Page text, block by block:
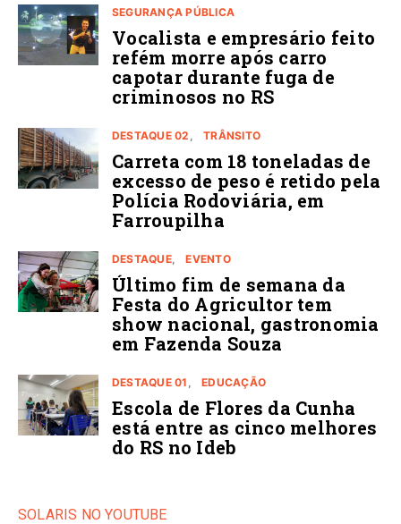
SEGURANÇA PÚBLICA
Vocalista e empresário feito
refém morre após carro
capotar durante fuga de
criminosos no RS
DESTAQUE 02 TRÂNSITO
Carreta com 18 toneladas de
excesso de peso é retido pela
Polícia Rodoviária, em
Farroupilha
DESTAQUE EVENTO
Último fim de semana da
Festa do Agricultor tem
show nacional, gastronomia
em Fazenda Souza
DESTAQUE 01 EDUCAÇÃO
Escola de Flores da Cunha
está entre as cinco melhores
do RS no Ideb
SOLARIS NO YOUTUBE